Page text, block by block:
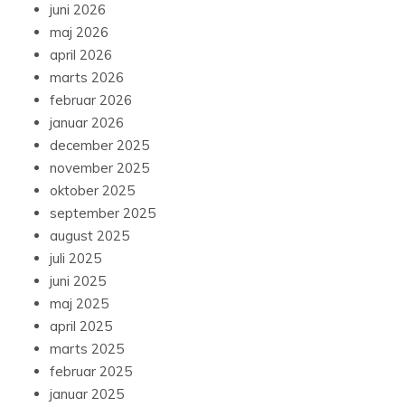
juni 2026
maj 2026
april 2026
marts 2026
februar 2026
januar 2026
december 2025
november 2025
oktober 2025
september 2025
august 2025
juli 2025
juni 2025
maj 2025
april 2025
marts 2025
februar 2025
januar 2025